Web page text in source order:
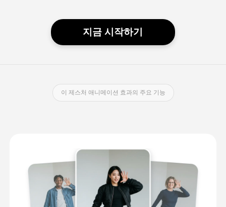
지금 시작하기
이 제스처 애니메이션 효과의 주요 기능